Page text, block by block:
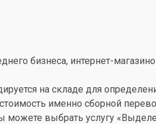
бизнеса, интернет-
на складе для
именно сборной
можете выбрать услугу